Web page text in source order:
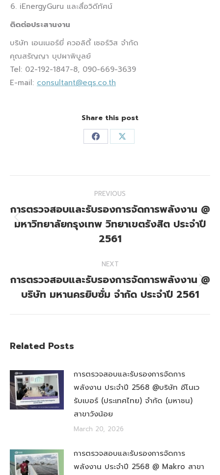
iEnergyGuru และสื่อวิดีทัศน์
ติดต่อประสานงาน
บริษัท เอนเนอร์ยี่ ควอลิตี้ เซอร์วิส จำกัด
คุณสรัญญา บุปผาพิบูลย์
Tel: 02-192-1847-8, 090-669-3639
E-mail: consultant@eqs.co.th
Share this post
Share
Facebook
Share
X
PREVIOUS
Previous
post:
การตรวจสอบและรับรองการจัดการพลังงาน @
มหาวิทยาลัยกรุงเทพ วิทยาเขตรังสิต ประจำปี
2561
NEXT
Next
post:
การตรวจสอบและรับรองการจัดการพลังงาน @
บริษัท มหานครยิบซั่ม จำกัด ประจำปี 2561
Related Posts
การตรวจสอบและรับรองการจัดการ
พลังงาน ประจำปี 2568 @บริษัท อีโนเว
รับเบอร์ (ประเทศไทย) จำกัด (มหาชน)
สาขาวังน้อย
March 20, 2026
การตรวจสอบและรับรองการจัดการ
พลังงาน ประจำปี 2568 @ Makro สาขา